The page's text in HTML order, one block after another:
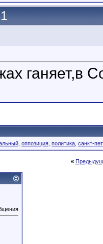
ганяет,в
оппозиция политика санкт-
«